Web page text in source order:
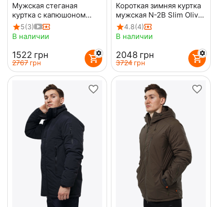
Мужская стеганая
куртка с капюшоном
Maximus Olive
5(3)
В наличии
‍1522‍ грн
‍2767‍ грн
Короткая зимняя куртка
мужская N-2B Slim Olive
бомбер
4.8(4)
В наличии
‍2048‍ грн
‍3724‍ грн